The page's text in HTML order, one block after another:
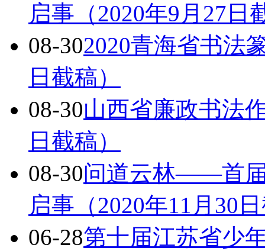
启事（2020年9月27日
08-302020青海省书法
日截稿）
08-30山西省廉政书法
日截稿）
08-30问道云林——首届
启事（2020年11月30
06-28第十届江苏省少